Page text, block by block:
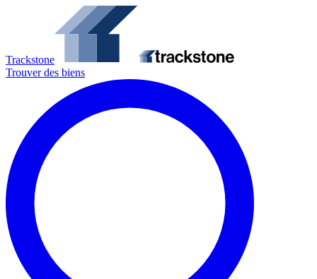
Trackstone
Trouver des biens